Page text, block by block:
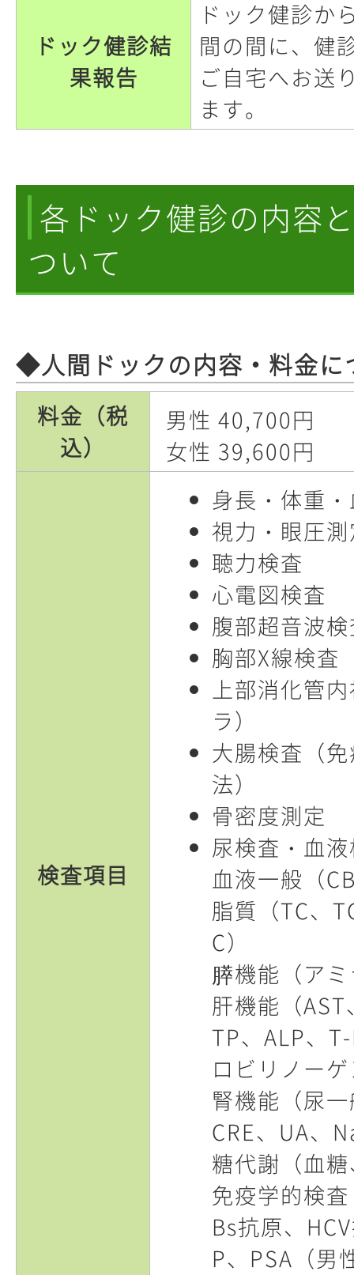
ドック健診結
果報告
ドック健診か
間の間に、健
ご自宅へお送
ます。
各ドック健診の内容
ついて
◆人間ドックの内容・料金に
料金（税
込）
男性 40,700円
女性 39,600円
検査項目
身長・体重
視力・眼圧
聴力検査
心電図検査
腹部超音波
胸部X線検査
上部消化管
ラ）
大腸検査（
法）
骨密度測定
尿検査・血
血液一般（
脂質（TC、
C）
膵機能（ア
肝機能（
TP、ALP、
ロビリノー
腎機能（尿
CRE、UA、
糖代謝（血
免疫学的検
Bs抗原、
P、PSA（男